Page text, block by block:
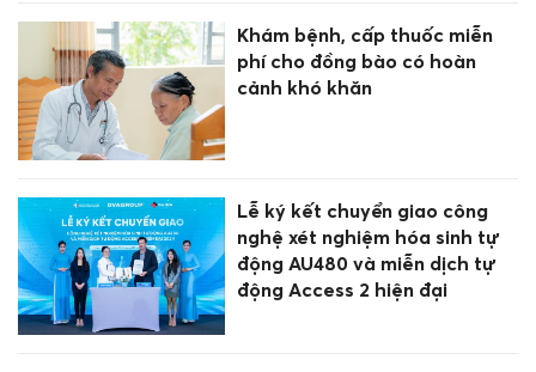
Khám bệnh, cấp thuốc miễn
phí cho đồng bào có hoàn
cảnh khó khăn
Lễ ký kết chuyển giao công
nghệ xét nghiệm hóa sinh tự
động AU480 và miễn dịch tự
động Access 2 hiện đại